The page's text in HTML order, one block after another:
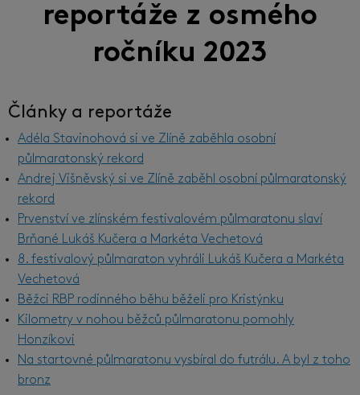
reportáže z osmého
ročníku 2023
Články a reportáže
Adéla Stavinohová si ve Zlíně zaběhla osobní
půlmaratonský rekord
Andrej Višněvský si ve Zlíně zaběhl osobní půlmaratonský
rekord
Prvenství ve zlínském festivalovém půlmaratonu slaví
Brňané Lukáš Kučera a Markéta Vechetová
8. festivalový půlmaraton vyhráli Lukáš Kučera a Markéta
Vechetová
Běžci RBP rodinného běhu běželi pro Kristýnku
Kilometry v nohou běžců půlmaratonu pomohly
Honzíkovi
Na startovné půlmaratonu vysbíral do futrálu. A byl z toho
bronz